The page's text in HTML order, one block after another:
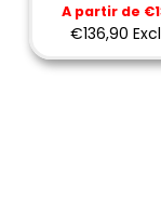
A partir de
€136,90